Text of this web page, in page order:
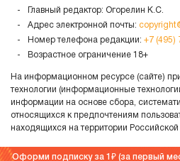
Главный редактор: Огорелин К.С.
Адрес электронной почты:
Номер телефона редакции: +7 (495)
Возрастное ограничение 18+
На информационном ресурсе (сайте)
технологии (информационные
информации на основе сбора,
относящихся к предпочтениям
находящихся на территории
Оформи подписку за 1 (за первый